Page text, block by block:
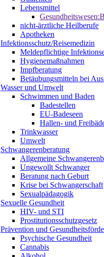
Lebensmittel
nicht-ärztliche Heilberufe
Apotheken
Infektionsschutz/Reisemedizin
Meldepflichtige
Hygienemaßnahmen
Impfberatung
Betäubungsmitteln bei
Wasser und Umwelt
Schwimmen und Baden
Badestellen
EU-Badeseen
Hallen- und
Trinkwasser
Umwelt
Schwangerenberatung
Allgemeine
Ungewollt Schwanger
Beratung nach Geburt
Krise bei Schwangerschaft
Sexualpädagogik
Sexuelle Gesundheit
HIV- und STI
Prostitutionsschutzgesetz
Prävention und
Psychische Gesundheit
Cannabis